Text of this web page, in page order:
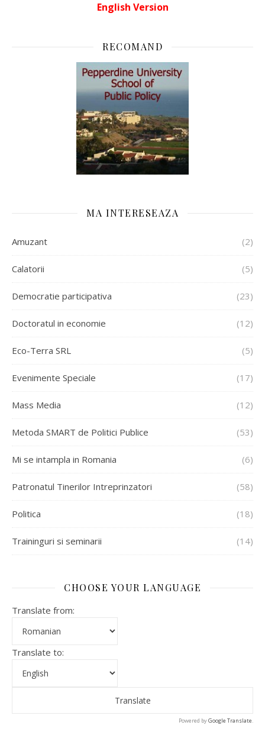
English Version
RECOMAND
MA INTERESEAZA
Amuzant (2)
Calatorii (5)
Democratie participativa (23)
Doctoratul in economie (12)
Eco-Terra SRL (5)
Evenimente Speciale (17)
Mass Media (12)
Metoda SMART de Politici Publice (53)
Mi se intampla in Romania (6)
Patronatul Tinerilor Intreprinzatori (58)
Politica (18)
Traininguri si seminarii (14)
CHOOSE YOUR LANGUAGE
Translate from:
Translate to:
Powered byGoogle Translate.